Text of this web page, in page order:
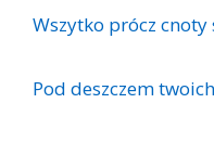
Wszytko prócz cnoty
Pod deszczem